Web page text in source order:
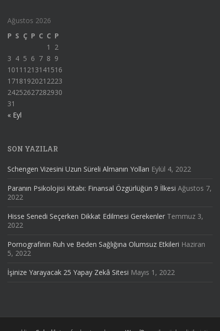
Ağustos 2026
P S Ç P C C P
1
2
3 4 5 6 7 8 9
1011 1213141516
1718192021 2223
24252627282930
31
« Eyl
SON YAZILAR
Schengen Vizesini Uzun Süreli Almanın Yolları Eylül 4, 2022
Paranın Psikolojisi Kitabı: Finansal Özgürlüğün 9 İlkesi Ağustos 7,
2022
Hisse Senedi Seçerken Dikkat Edilmesi Gerekenler Temmuz 3,
2022
Pornografinin Ruh ve Beden Sağlığına Olumsuz Etkileri Haziran
5, 2022
İşinize Yarayacak 25 Yapay Zekâ Sitesi Mayıs 1, 2022